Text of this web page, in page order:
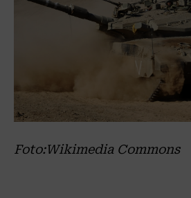
Foto:Wikimedia Commons